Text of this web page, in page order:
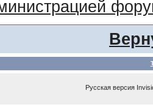
Русская версия